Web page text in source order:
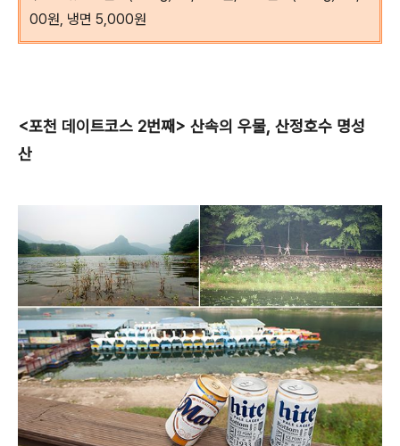
00원, 냉면 5,000원
<포천 데이트코스 2번째> 산속의 우물, 산정호수 명성
산